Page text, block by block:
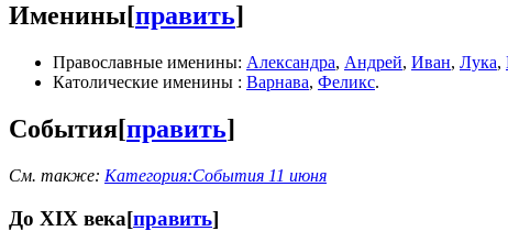
Именины[править]
Православные именины: Александра, Андрей, Иван, Лука,
Католические именины : Варнава, Феликс.
События[править]
См. также: Категория:События 11 июня
До XIX века[править]